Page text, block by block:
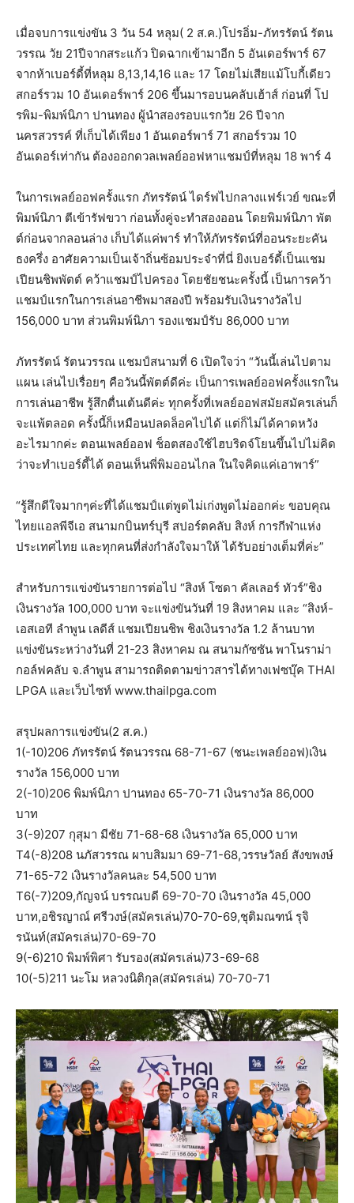
เมื่อจบการแข่งขัน 3 วัน 54 หลุม( 2 ส.ค.)โปรอิ่ม-ภัทรรัตน์ รัตน
วรรณ วัย 21ปีจากสระแก้ว ปิดฉากเข้ามาอีก 5 อันเดอร์พาร์ 67
จากห้าเบอร์ดี้ที่หลุม 8,13,14,16 และ 17 โดยไม่เสียแม้โบกี้เดียว
สกอร์รวม 10 อันเดอร์พาร์ 206 ขึ้นมารอบนคลับเฮ้าส์ ก่อนที่ โป
รพิม-พิมพ์นิภา ปานทอง ผู้นำสองรอบแรกวัย 26 ปีจาก
นครสวรรค์ ที่เก็บได้เพียง 1 อันเดอร์พาร์ 71 สกอร์รวม 10
อันเดอร์เท่ากัน ต้องออกดวลเพลย์ออฟหาแชมป์ที่หลุม 18 พาร์ 4
ในการเพลย์ออฟครั้งแรก ภัทรรัตน์ ไดร์ฟไปกลางแฟร์เวย์ ขณะที่
พิมพ์นิภา ตีเข้ารัฟขวา ก่อนทั้งคู่จะทำสองออน โดยพิมพ์นิภา พัต
ต์ก่อนจากลอนล่าง เก็บได้แค่พาร์ ทำให้ภัทรรัตน์ที่ออนระยะคัน
ธงครึ่ง อาศัยความเป็นเจ้าถิ่นซ้อมประจำที่นี่ ยิงเบอร์ดี้เป็นแชม
เปียนชิพพัตต์ คว้าแชมป์ไปครอง โดยชัยชนะครั้งนี้ เป็นการคว้า
แชมป์แรกในการเล่นอาชีพมาสองปี พร้อมรับเงินรางวัลไป
156,000 บาท ส่วนพิมพ์นิภา รองแชมป์รับ 86,000 บาท
ภัทรรัตน์ รัตนวรรณ แชมป์สนามที่ 6 เปิดใจว่า “วันนี้เล่นไปตาม
แผน เล่นไปเรื่อยๆ คือวันนี้พัตต์ดีค่ะ เป็นการเพลย์ออฟครั้งแรกใน
การเล่นอาชีพ รู้สึกตื่นเต้นดีค่ะ ทุกครั้งที่เพลย์ออฟสมัยสมัครเล่นก็
จะแพ้ตลอด ครั้งนี้ก็เหมือนปลดล็อคไปได้ แต่ก็ไม่ได้คาดหวัง
อะไรมากค่ะ ตอนเพลย์ออฟ ช็อตสองใช้ไฮบริดจ์โยนขึ้นไปไม่คิด
ว่าจะทำเบอร์ดี้ได้ ตอนเห็นพี่พิมออนไกล ในใจคิดแค่เอาพาร์”
“รู้สึกดีใจมากๆค่ะที่ได้แชมป์แต่พูดไม่เก่งพูดไม่ออกค่ะ ขอบคุณ
ไทยแอลพีจีเอ สนามกบินทร์บุรี สปอร์ตคลับ สิงห์ การกีฬาแห่ง
ประเทศไทย และทุกคนที่ส่งกำลังใจมาให้ ได้รับอย่างเต็มที่ค่ะ”
สำหรับการแข่งขันรายการต่อไป “สิงห์ โซดา คัลเลอร์ ทัวร์”ชิง
เงินรางวัล 100,000 บาท จะแข่งขันวันที่ 19 สิงหาคม และ “สิงห์-
เอสเอที ลำพูน เลดีส์ แชมเปียนชิพ ชิงเงินรางวัล 1.2 ล้านบาท
แข่งขันระหว่างวันที่ 21-23 สิงหาคม ณ สนามกัซซัน พาโนราม่า
กอล์ฟคลับ จ.ลำพูน สามารถติดตามข่าวสารได้ทางเฟซบุ๊ค THAI
LPGA และเว็บไซท์ www.thailpga.com
สรุปผลการแข่งขัน(2 ส.ค.)
1(-10)206 ภัทรรัตน์ รัตนวรรณ 68-71-67 (ชนะเพลย์ออฟ)เงิน
รางวัล 156,000 บาท
2(-10)206 พิมพ์นิภา ปานทอง 65-70-71 เงินรางวัล 86,000
บาท
3(-9)207 กุสุมา มีชัย 71-68-68 เงินรางวัล 65,000 บาท
T4(-8)208 นภัสวรรณ ผาบสิมมา 69-71-68,วรรษวัลย์ สังขพงษ์
71-65-72 เงินรางวัลคนละ 54,500 บาท
T6(-7)209,กัญจน์ บรรณบดี 69-70-70 เงินรางวัล 45,000
บาท,อชิรญาณ์ ศรีวงษ์(สมัครเล่น)70-70-69,ชุติมณฑน์ รุจิ
รนันท์(สมัครเล่น)70-69-70
9(-6)210 พิมพ์พิศา รับรอง(สมัครเล่น)73-69-68
10(-5)211 นะโม หลวงนิติกุล(สมัครเล่น) 70-70-71